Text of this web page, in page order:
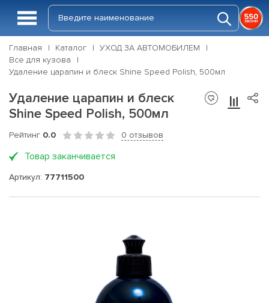
Главная Каталог
УХОД ЗА АВТОМОБИЛЕМ
Все для кузова
Удаление царапин и блеск Shine Speed Polish, 500мл
Удаление царапин и блеск
Shine Speed Polish, 500мл
Рейтинг 0.0 0 отзывов
Товар заканчивается
Артикул: 77711500